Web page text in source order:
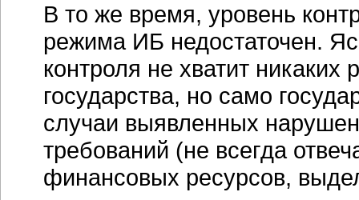
В то же время, уровень
режима ИБ недостаточен.
контроля не хватит никаких
государства, но само
случаи выявленных
требований (не всегда
финансовых ресурсов,